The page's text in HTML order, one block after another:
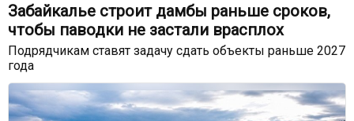
Забайкалье строит дамбы раньше сроков,
чтобы паводки не застали врасплох
Подрядчикам ставят задачу сдать объекты раньше 2027
года